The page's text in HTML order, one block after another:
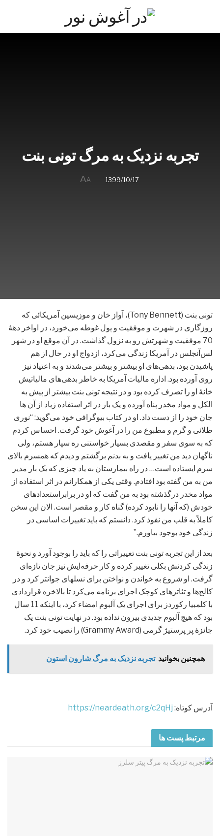
تجربه نزدیک به مرگ تونی بنت
1399/10/17
A
A
تونی بنت (Tony Bennett)، آواز خان و موزیسین آمریکائی که
روزگاری در شهرت و موفقیت و پول غوطه می‌خورد، در اواخر دهۀ
70 موفقیت و شهرتش رو به نزول گذاشت. در آن موقع او در شهر
لس‌آنجلس در آمریکا زندگی می‌کرد، ازدواج او در حال از هم
پاشیدن بود، بدهی‌های او بیشتر و بیشتر می‌شدند و به اعتیاد نیز
روی آورده بود. اداره مالیات آمریکا به خاطر بدهی‌های مالیاتیش
خانۀ او را تصرف کرده بود و در نتیجه تونی بنت بیشتر از پیش به
الکل و مواد مخدر پناه آورده و یک بار در اثر استفاده زیاد از آن ها
جان خود را از دست داد. او در کتاب بیوگرافی خود می‌گوید: “نوری
طلائی و گرم و مطبوع من را در آغوش خود گرفت. احساس کردم
که به سوی سفر و مقصدی بسیار خواستنی ره سپار هستم، ولی
ناگهان دید من تغییر یافت و به بدنم برگشتم و دیدم که همسرم بالای
سرم ایستاده است… در راه بیمارستان به یاد چیزی که یک بار مدیر
من به من گفته بود افتادم. وقتی یکی از همکارانم در اثر استفاده از
مواد مخدر درگذشته بود به من گفت که او در برابراستعدادهای
خودش (که آنها را نابود کرده) گناه کار و مقصر است. الان این سخن
کاملاً به قلب من نفوذ کرد. دانستم که باید تغییرات اساسی در
زندگی خود بوجود بیاورم.”
بعد از این تجربه تونی بنت تغییراتی را که باید را بوجود آورد و نحوۀ
زندگی کردنش بکلی تغییر کرده و کار حرفه‌ایش نیز جان تازه‌ای
گرفت. او شروع به خواندن و نواختن برای نسلهای جوانتر کرد و در
کالج‌ها و تئاترهای کوچک اجرای برنامه می‌کرد تا بالاخره قراردادی
با کلمبیا رکوردز برای اجرای یک آلبوم امضاء کرد، با اینکه 11 سال
بود که هیچ آلبوم جدیدی بیرون نداده بود. در نهایت تونی بنت یک
جائزۀ پر پرستیژ گرمی (Grammy Award) را نصیب خود کرد.
همچنین بخوانید تجربه نزدیک به مرگ شارون استون
آدرس کوتاه: https://neardeath.org/c2qHj
مرتبط پست ها